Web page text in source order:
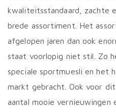
kwaliteitsstandaard, zachte
brede assortiment. Het
afgelopen jaren dan ook
staat voorlopig niet stil. Zo
speciale sportmuesli en het
markt gebracht. Ook voor
aantal mooie vernieuwingen